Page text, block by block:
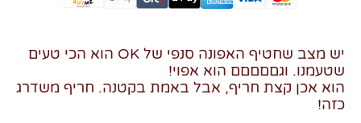
יש מצב שחטיף האפונה סנפי של OK הוא הכי טעים
שטעמנו. וגםםםםם הוא אפוי!
הוא אכן קצת חריף, אבל באמת בקטנה. חריף משדרג
כזה!